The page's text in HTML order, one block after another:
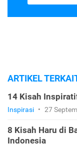
ARTIKEL
14 Kisah
Inspirasi • 27
8 Kisah Haru di
Indonesia